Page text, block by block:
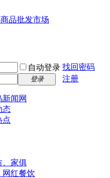
品批发市场
自动登录 找回密码
登录 注册
新闻网
态
点
、家俱
网红餐饮